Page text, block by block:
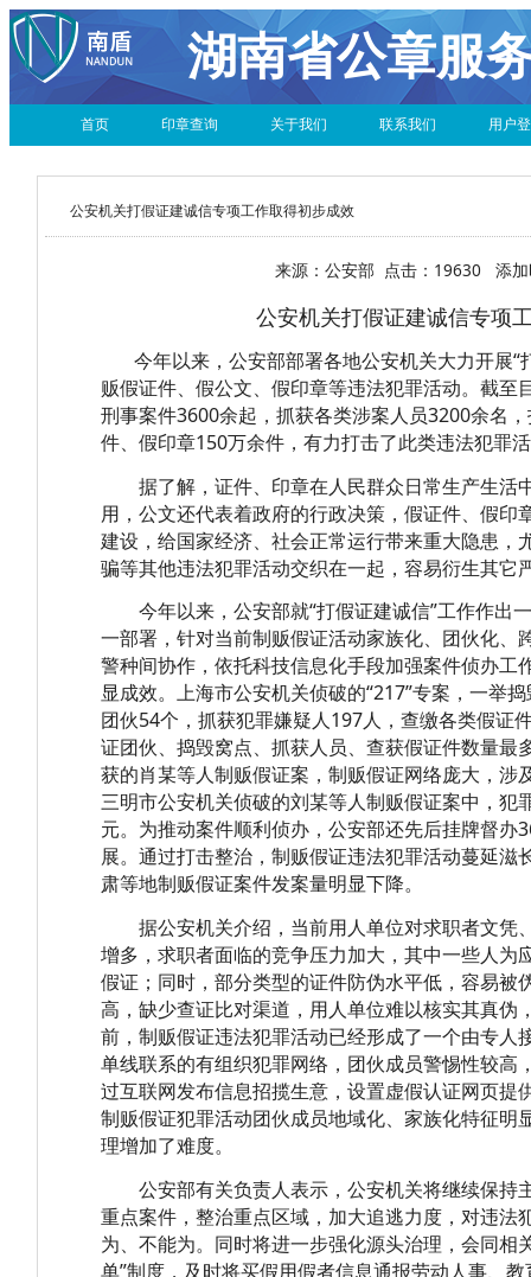
湖南省公章服
首页 印章查询 关于我们 联系我们 用户
公安机关打假证建诚信专项工作取得初步成效
来源：公安部 点击： 19630 添
公安机关打假证建诚信专项
今年以来，公安部部署各地公安机关大力开展
贩假证件、假公文、假印章等违法犯罪活动。截至
刑事案件3600余起，抓获各类涉案人员3200余名
件、假印章150万余件，有力打击了此类违法犯罪
据了解，证件、印章在人民群众日常生产生活
用，公文还代表着政府的行政决策，假证件、假印
建设，给国家经济、社会正常运行带来重大隐患，
骗等其他违法犯罪活动交织在一起，容易衍生其它
今年以来，公安部就“打假证建诚信”工作作出
一部署，针对当前制贩假证活动家族化、团伙化、
警种间协作，依托科技信息化手段加强案件侦办工
显成效。上海市公安机关侦破的“217”专案，一举
团伙54个，抓获犯罪嫌疑人197人，查缴各类假证
证团伙、捣毁窝点、抓获人员、查获假证件数量最
获的肖某等人制贩假证案，制贩假证网络庞大，涉
三明市公安机关侦破的刘某等人制贩假证案中，犯
元。为推动案件顺利侦办，公安部还先后挂牌督办
展。通过打击整治，制贩假证违法犯罪活动蔓延滋
肃等地制贩假证案件发案量明显下降。
据公安机关介绍，当前用人单位对求职者文凭
增多，求职者面临的竞争压力加大，其中一些人为
假证；同时，部分类型的证件防伪水平低，容易被
高，缺少查证比对渠道，用人单位难以核实其真伪
前，制贩假证违法犯罪活动已经形成了一个由专人
单线联系的有组织犯罪网络，团伙成员警惕性较高
过互联网发布信息招揽生意，设置虚假认证网页提
制贩假证犯罪活动团伙成员地域化、家族化特征明
理增加了难度。
公安部有关负责人表示，公安机关将继续保持
重点案件，整治重点区域，加大追逃力度，对违法
为、不能为。同时将进一步强化源头治理，会同相
单”制度，及时将买假用假者信息通报劳动人事、